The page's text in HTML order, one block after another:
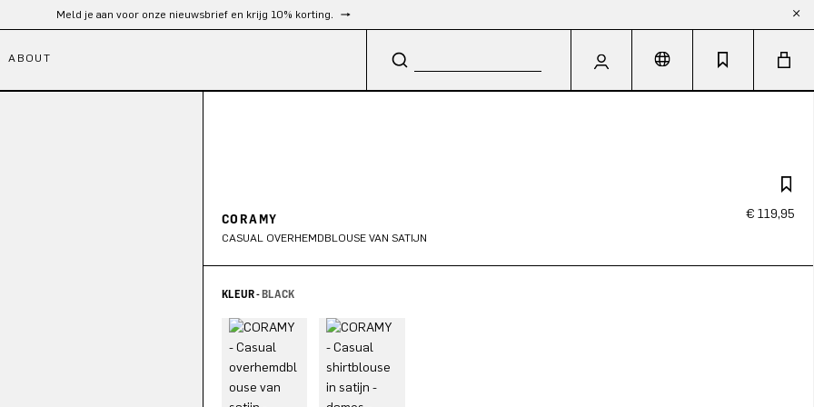
Gratis verzending vanaf €300
ABOUT
CORAMY
CASUAL OVERHEMDBLOUSE VAN SATIJN
€ 119,95
KLEUR -BLACK